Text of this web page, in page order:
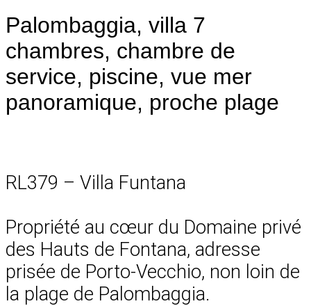
Palombaggia, villa 7
chambres, chambre de
service, piscine, vue mer
panoramique, proche plage
RL379 – Villa Funtana
Propriété au cœur du Domaine privé
des Hauts de Fontana, adresse
prisée de Porto-Vecchio, non loin de
la plage de Palombaggia.